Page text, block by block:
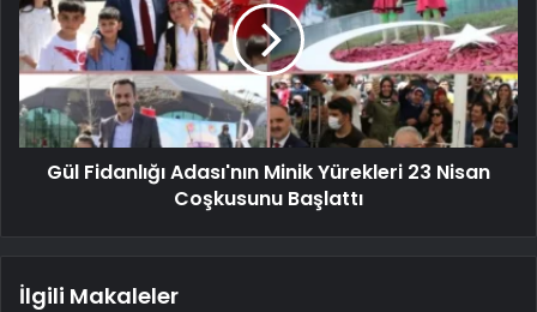
Gül Fidanlığı Adası'nın Minik Yürekleri 23 Nisan
Coşkusunu Başlattı
İlgili Makaleler